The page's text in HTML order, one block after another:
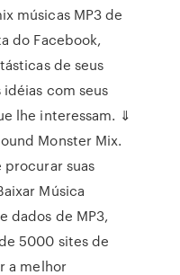
músicas MP3 de
do Facebook,
de seus
com seus
lhe interessam. ⇓
Monster Mix.
suas
Música
dados de MP3,
5000 sites de
a melhor